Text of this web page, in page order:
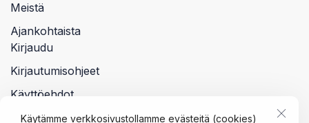
Käytämme verkkosivustollamme evästeitä (cookies)
Meistä
Ajankohtaista
Kirjaudu
Kirjautumisohjeet
Käyttöehdot
Tietosuojalauseke